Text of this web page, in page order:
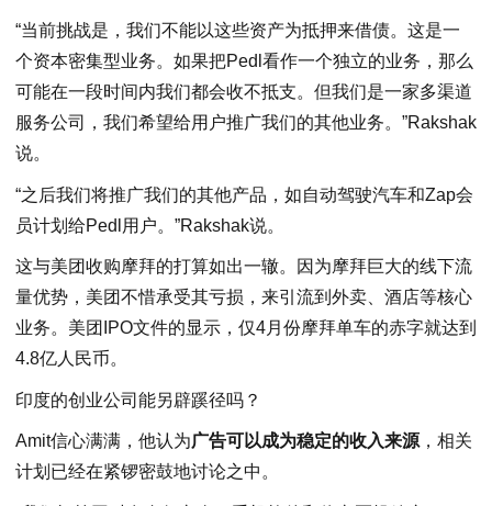
“当前挑战是，我们不能以这些资产为抵押来借债。这是一
个资本密集型业务。如果把Pedl看作一个独立的业务，那么
可能在一段时间内我们都会收不抵支。但我们是一家多渠道
服务公司，我们希望给用户推广我们的其他业务。”Rakshak
说。
“之后我们将推广我们的其他产品，如自动驾驶汽车和Zap会
员计划给Pedl用户。”Rakshak说。
这与美团收购摩拜的打算如出一辙。因为摩拜巨大的线下流
量优势，美团不惜承受其亏损，来引流到外卖、酒店等核心
业务。美团IPO文件的显示，仅4月份摩拜单车的赤字就达到
4.8亿人民币。
印度的创业公司能另辟蹊径吗？
Amit信心满满，他认为广告可以成为稳定的收入来源 ，相关
计划已经在紧锣密鼓地讨论之中。